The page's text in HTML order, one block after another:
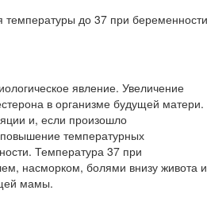
явление. Увеличение
в организме будущей матери.
и, если произошло
температурных
Температура 37 при
насморком, болями внизу живота и
мамы.